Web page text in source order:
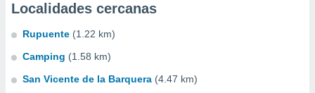
Localidades cercanas
Rupuente (1.22 km)
Camping (1.58 km)
San Vicente de la Barquera (4.47 km)